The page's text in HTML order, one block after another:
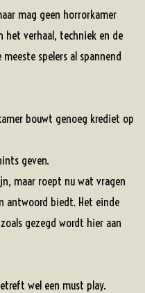
mag geen horrorkamer
het verhaal, techniek en de
spelers al spannend
bouwt genoeg krediet op
geven.
maar roept nu wat vragen
antwoord biedt. Het einde
gezegd wordt hier aan
wel een must play.